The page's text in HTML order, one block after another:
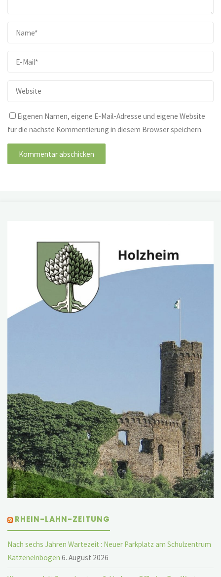
Eigenen Namen, eigene E-Mail-Adresse und eigene Website
für die nächste Kommentierung in diesem Browser speichern.
RHEIN-LAHN-ZEITUNG
Nach sechs Jahren Wartezeit : Neuer Parkplatz am Schulzentrum
Katzenelnbogen 6. August 2026